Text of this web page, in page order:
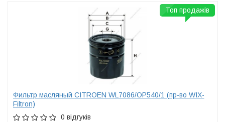
Фильтр масляный CITROEN WL7086/OP540/1 (пр-во WIX-
Filtron)
0 відгуків
Топ продажів